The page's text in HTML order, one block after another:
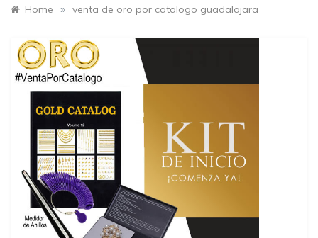
Home » venta de oro por catalogo guadalajara